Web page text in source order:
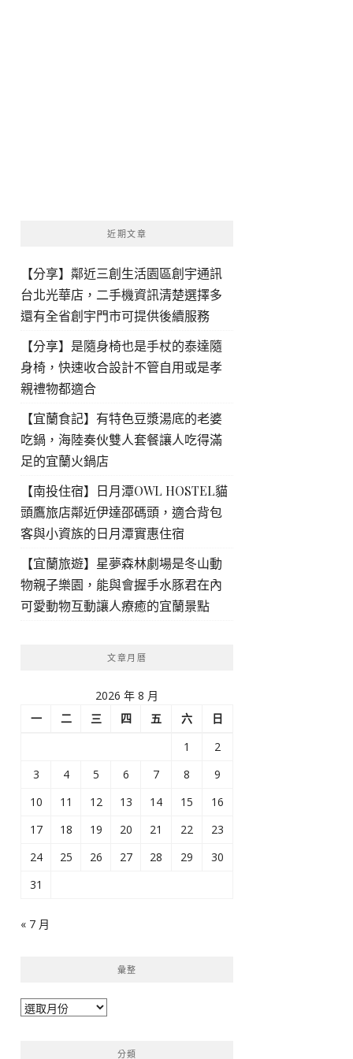
近期文章
【分享】鄰近三創生活園區創宇通訊
台北光華店，二手機資訊清楚選擇多
還有全省創宇門市可提供後續服務
【分享】是隨身椅也是手杖的泰達隨
身椅，快速收合設計不管自用或是孝
親禮物都適合
【宜蘭食記】有特色豆漿湯底的老婆
吃鍋，海陸奏伙雙人套餐讓人吃得滿
足的宜蘭火鍋店
【南投住宿】日月潭OWL HOSTEL貓
頭鷹旅店鄰近伊達邵碼頭，適合背包
客與小資族的日月潭實惠住宿
【宜蘭旅遊】星夢森林劇場是冬山動
物親子樂園，能與會握手水豚君在內
可愛動物互動讓人療癒的宜蘭景點
文章月曆
2026 年 8 月
一
二 三 四 五 六
日
1
2
3
4 5 6 7 8
9
10
11 12 13 14 15
16
17
18 19 20 21 22
23
24
25 26 27 28 29
30
31
« 7 月
彙整
彙
分類